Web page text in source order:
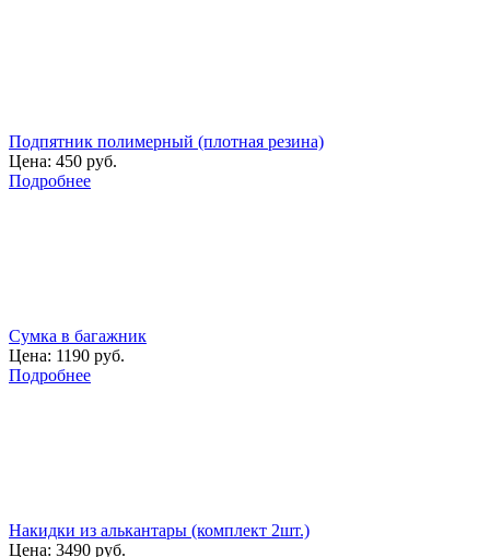
Подпятник полимерный (плотная резина)
Цена: 450 руб.
Подробнее
Сумка в багажник
Цена: 1190 руб.
Подробнее
Накидки из алькантары (комплект 2шт.)
Цена: 3490 руб.